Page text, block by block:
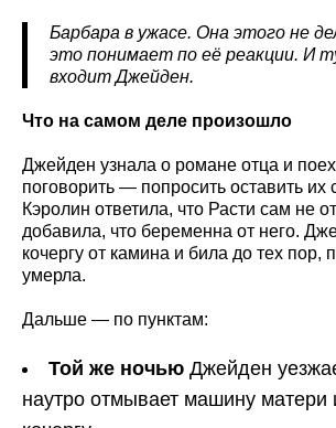
Барбара в ужасе. Она этого не
это понимает по её реакции. И
входит Джейден.
Что на самом деле произошло
Джейден узнала о романе отца и
поговорить — попросить оставить их
Кэролин ответила, что Расти сам не
добавила, что беременна от него.
кочергу от камина и била до тех пор,
умерла.
Дальше — по пунктам:
Той же ночью Джейден
наутро отмывает машину матери